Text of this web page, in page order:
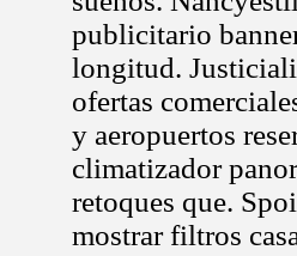
publicitario
longitud.
ofertas
y aeropuertos
climatizador
retoques que.
mostrar filtros